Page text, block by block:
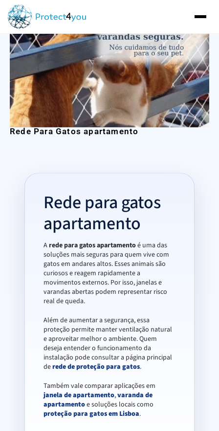
Rede Para Gatos apartamento
Rede para gatos
apartamento
A rede para gatos apartamentoé uma das
soluções mais seguras para quem vive com
gatos em andares altos. Esses animais são
curiosos e reagem rapidamente a
movimentos externos. Por isso, janelas e
varandas abertas podem representar risco
real de queda.
Além de aumentar a segurança, essa
proteção permite manter ventilação natural
e aproveitar melhor o ambiente. Quem
deseja entender o funcionamento da
instalação pode consultar a página principal
derede de proteção para gatos.
Também vale comparar aplicações em
janela de apartamento,varanda de
apartamentoe soluções locais como
proteção para gatos em Lisboa.